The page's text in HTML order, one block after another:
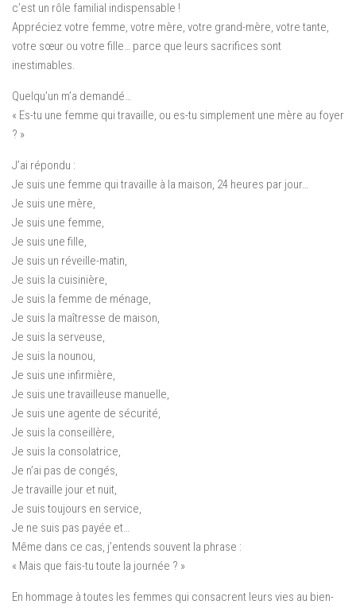
c’est un rôle familial indispensable !
Appréciez votre femme, votre mère, votre grand-mère, votre tante,
votre sœur ou votre fille… parce que leurs sacrifices sont
inestimables.
Quelqu’un m’a demandé…
« Es-tu une femme qui travaille, ou es-tu simplement une mère au foyer
? »
J’ai répondu :
Je suis une femme qui travaille à la maison, 24 heures par jour…
Je suis une mère,
Je suis une femme,
Je suis une fille,
Je suis un réveille-matin,
Je suis la cuisinière,
Je suis la femme de ménage,
Je suis la maîtresse de maison,
Je suis la serveuse,
Je suis la nounou,
Je suis une infirmière,
Je suis une travailleuse manuelle,
Je suis une agente de sécurité,
Je suis la conseillère,
Je suis la consolatrice,
Je n’ai pas de congés,
Je travaille jour et nuit,
Je suis toujours en service,
Je ne suis pas payée et…
Même dans ce cas, j’entends souvent la phrase :
« Mais que fais-tu toute la journée ? »
En hommage à toutes les femmes qui consacrent leurs vies au bien-